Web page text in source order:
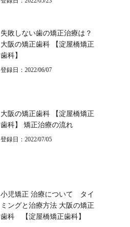
失敗しない歯の矯正治療は？
大阪の矯正歯科 【淀屋橋矯正
歯科】
登録日：2022/06/07
大阪の矯正歯科 【淀屋橋矯正
歯科】 矯正治療の流れ
登録日：2022/07/05
小児矯正 治療について タイ
ミングと治療方法 大阪の矯正
歯科 【淀屋橋矯正歯科】